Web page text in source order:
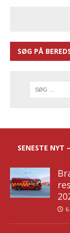
SØG PÅ
SENESTE NYT